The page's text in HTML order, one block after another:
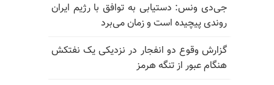
جی‌دی ونس: دستیابی به توافق با رژیم ایران
روندی پیچیده است و زمان می‌برد
گزارش وقوع دو انفجار در نزدیکی یک نفتکش
هنگام عبور از تنگه هرمز